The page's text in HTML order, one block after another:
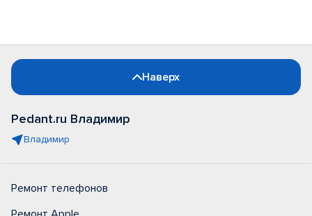
Наверх
Pedant.ru Владимир
Владимир
Ремонт телефонов